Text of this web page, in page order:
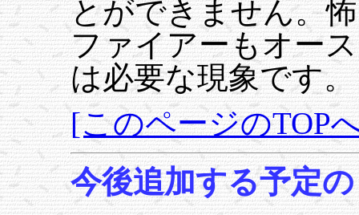
とができません。
ファイアーもオー
は必要な現象です。
[このページのTOP
今後追加する予定